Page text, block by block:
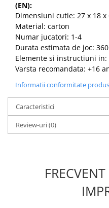
(EN):
Dimensiuni cutie: 27 x 18 x
Material: carton
Numar jucatori: 1-4
Durata estimata de joc:
Elemente si instructiuni in:
Varsta recomandata: +16
Informatii conformitate produs
Caracteristici
Review-uri(0)